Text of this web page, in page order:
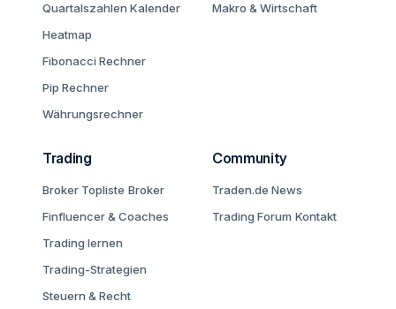
Quartalszahlen Kalender
Heatmap
Fibonacci Rechner
Pip Rechner
Währungsrechner
Makro & Wirtschaft
Trading
Broker Topliste Broker
Finfluencer & Coaches
Trading lernen
Trading-Strategien
Steuern & Recht
Community
Traden.de News
Trading Forum Kontakt